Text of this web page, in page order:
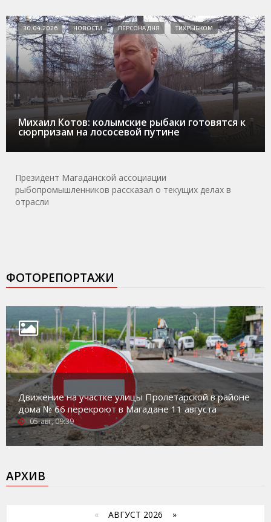
Михаил Котов: колымские рыбаки готовятся к
сюрпризам на лососевой путине
30.04.2026 НОВОСТИ ПЕРСОНА ДНЯ ТИХРЫБКОМ
Президент Магаданской ассоциации
рыбопромышленников рассказал о текущих делах в
отрасли
ФОТОРЕПОРТАЖИ
Движение на участке улицы Пролетарской в районе
дома № 66 перекроют в Магадане 11 августа
05-авг, 09:39
АРХИВ
« АВГУСТ 2026 »